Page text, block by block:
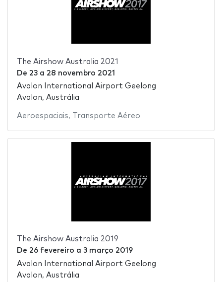
The Airshow Australia 2021
De 23a 28 novembro 2021
Avalon International Airport Geelong
Avalon, Austrália
Aeroespaciais, Transporte Aéreo
The Airshow Australia 2019
De 26 fevereiro a 3 março 2019
Avalon International Airport Geelong
Avalon, Austrália